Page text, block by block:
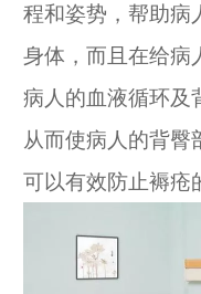
程和姿势，帮助病
身体，而且在给病
病人的血液循环及
从而使病人的背臀
可以有效防止褥疮